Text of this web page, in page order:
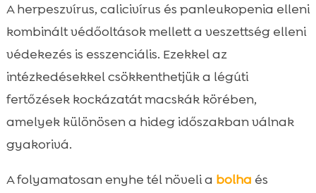
A herpeszvírus, calicivírus és panleukopenia elleni
kombinált védőoltások mellett a veszettség elleni
védekezés is esszenciális. Ezekkel az
intézkedésekkel csökkenthetjük a légúti
fertőzések kockázatát macskák körében,
amelyek különösen a hideg időszakban válnak
gyakorivá.
A folyamatosan enyhe tél növeli a bolha és